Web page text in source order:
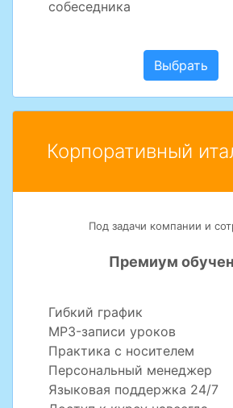
собеседника
Выбрать
Корпоративный
Под задачи компании и
Премиум
Гибкий график
MP3-записи уроков
Практика с носителем
Персональный менеджер
Языковая поддержка 24/7